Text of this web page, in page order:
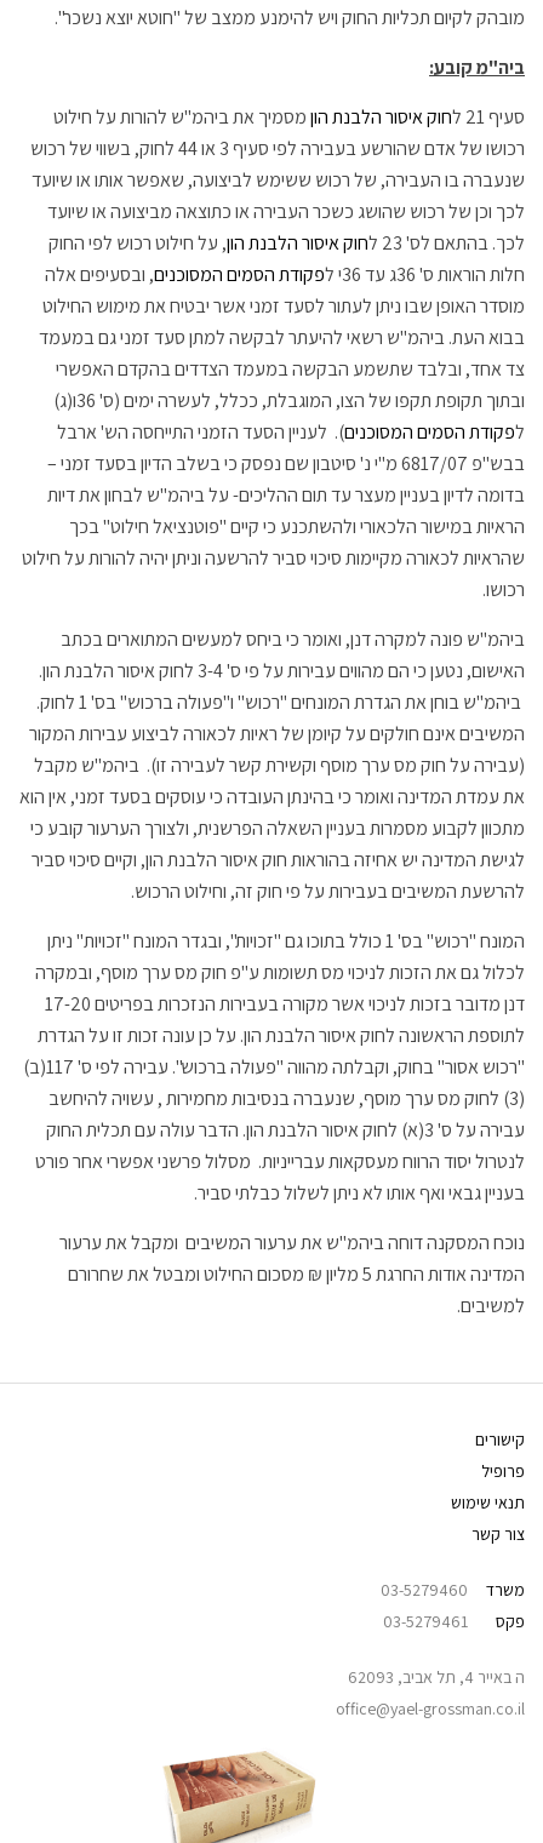
מובהק לקיום תכליות החוק ויש להימנע ממצב של "חוטא יוצא נשכר".
ביה"מ קובע:
סעיף 21 ל
חוק איסור הלבנת הוןמסמיך את ביהמ"ש להורות על חילוט
רכושו של אדם שהורשע בעבירה לפי סעיף 3 או 44 לחוק, בשווי של רכוש
שנעברה בו העבירה, של רכוש ששימש לביצועה, שאפשר אותו או שיועד
לכך וכן של רכוש שהושג כשכר העבירה או כתוצאה מביצועה או שיועד
לכך. בהתאם לס' 23 ל
חוק איסור הלבנת הון, על חילוט רכוש לפי החוק
חלות הוראות ס' 36ג עד 36י ל
פקודת הסמים המסוכנים, ובסעיפים אלה
מוסדר האופן שבו ניתן לעתור לסעד זמני אשר יבטיח את מימוש החילוט
בבוא העת. ביהמ"ש רשאי להיעתר לבקשה למתן סעד זמני גם במעמד
צד אחד, ובלבד שתשמע הבקשה במעמד הצדדים בהקדם האפשרי
ובתוך תקופת תקפו של הצו, המוגבלת, ככלל, לעשרה ימים (ס' 36ו(ג)
לפקודת הסמים המסוכנים). לעניין הסעד הזמני התייחסה הש' ארבל
בבש"פ 6817/07 מ"י נ' סיטבון שם נפסק כי בשלב הדיון בסעד זמני –
בדומה לדיון בעניין מעצר עד תום ההליכים- על ביהמ"ש לבחון את דיות
הראיות במישור הלכאורי ולהשתכנע כי קיים "פוטנציאל חילוט" בכך
שהראיות לכאורה מקיימות סיכוי סביר להרשעה וניתן יהיה להורות על חילוט
רכושו.
ביהמ"ש פונה למקרה דנן, ואומר כי ביחס למעשים המתוארים בכתב
האישום, נטען כי הם מהווים עבירות על פי ס' 3-4 לחוק איסור הלבנת הון.
ביהמ"ש בוחן את הגדרת המונחים "רכוש" ו"פעולה ברכוש" בס' 1 לחוק.
המשיבים אינם חולקים על קיומן של ראיות לכאורה לביצוע עבירות המקור
(עבירה על חוק מס ערך מוסף וקשירת קשר לעבירה זו). ביהמ"ש מקבל
את עמדת המדינה ואומר כי בהינתן העובדה כי עוסקים בסעד זמני, אין הוא
מתכוון לקבוע מסמרות בעניין השאלה הפרשנית, ולצורך הערעור קובע כי
לגישת המדינה יש אחיזה בהוראות חוק איסור הלבנת הון, וקיים סיכוי סביר
להרשעת המשיבים בעבירות על פי חוק זה, וחילוט הרכוש.
המונח "רכוש" בס' 1 כולל בתוכו גם "זכויות", ובגדר המונח "זכויות" ניתן
לכלול גם את הזכות לניכוי מס תשומות ע"פ חוק מס ערך מוסף, ובמקרה
דנן מדובר בזכות לניכוי אשר מקורה בעבירות הנזכרות בפריטים 17-20
לתוספת הראשונה לחוק איסור הלבנת הון. על כן עונה זכות זו על הגדרת
"רכוש אסור" בחוק, וקבלתה מהווה "פעולה ברכוש". עבירה לפי ס' 117(ב)
(3) לחוק מס ערך מוסף, שנעברה בנסיבות מחמירות , עשויה להיחשב
עבירה על ס' 3(א) לחוק איסור הלבנת הון. הדבר עולה עם תכלית החוק
לנטרול יסוד הרווח מעסקאות עברייניות. מסלול פרשני אפשרי אחר פורט
בעניין גבאי ואף אותו לא ניתן לשלול כבלתי סביר.
נוכח המסקנה דוחה ביהמ"ש את ערעור המשיבים ומקבל את ערעור
המדינה אודות החרגת 5 מליון ₪ מסכום החילוט ומבטל את שחרורם
למשיבים.
קישורים
פרופיל
תנאי שימוש
צור קשר
משרד
03-5279460
פקס
ה באייר 4, תל אביב, 62093
office@yael-grossman.co.il